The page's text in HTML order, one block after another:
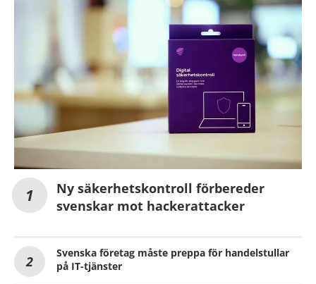
Ny säkerhetskontroll förbereder
svenskar mot hackerattacker
Svenska företag måste preppa för handelstullar
på IT-tjänster